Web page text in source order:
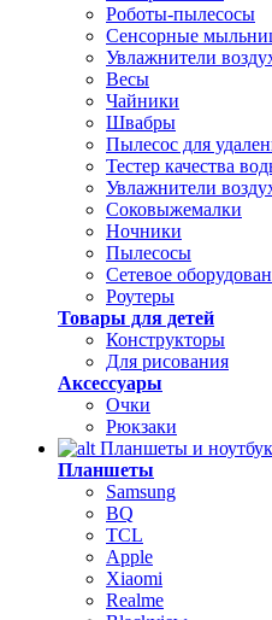
Роботы-пылесосы
Сенсорные
Увлажнители
Весы
Чайники
Швабры
Пылесос для
Тестер качества
Увлажнители
Соковыжемалки
Ночники
Пылесосы
Сетевое
Роутеры
Товары для детей
Конструкторы
Для рисования
Аксессуары
Очки
Рюкзаки
Планшеты и
Планшеты
Samsung
BQ
TCL
Apple
Xiaomi
Realme